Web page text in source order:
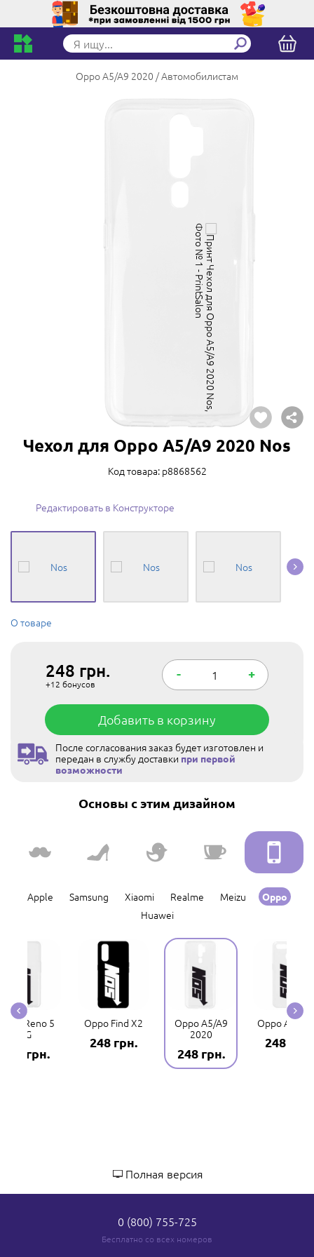
Oppo A5/A9 2020 Автомобилистам
Чехол для Oppo A5/A9 2020 Nos
Код товара: p8868562
Редактировать в Конструкторе
О товаре
248 грн.
+12 бонусов
- +
Добавить в корзину
После согласования заказ будет изготовлен и
передан в службу доставки при первой
возможности
Основы с этим дизайном
Apple Samsung Xiaomi Realme Meizu Oppo
Huawei
Reno 5
4G
248 грн.
Oppo Find X2
248 грн.
Oppo A5/A9
2020
248 грн.
Oppo A5s/
248 грн.
Полная версия
0 (800) 755-725
Бесплатно со всех номеров